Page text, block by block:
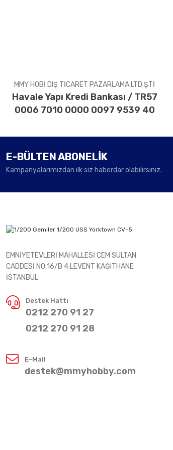
MMY HOBİ DIŞ TİCARET PAZARLAMA LTD.ŞTİ
Havale Yapı Kredi Bankası / TR57
0006 7010 0000 0097 9539 40
E-BÜLTEN ABONELİK
Kampanyalarımızdan ilk siz haberdar olabilirsiniz.
EMNİYETEVLERİ MAHALLESİ CEM SULTAN
CADDESİ NO:16/B 4.LEVENT KAĞITHANE
İSTANBUL
Destek Hattı
0212 270 91 27
0212 270 91 28
E-Mail
destek@mmyhobby.com